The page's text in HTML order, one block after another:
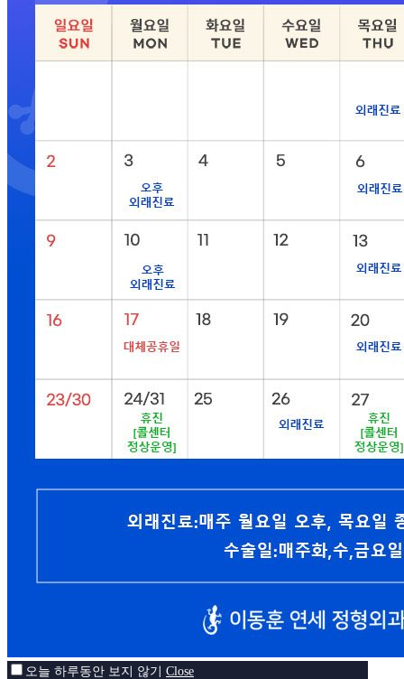
오늘 하루동안 보지 않기 Close